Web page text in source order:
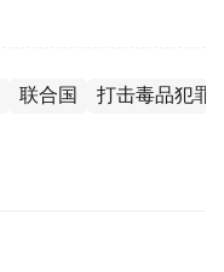
联合国 打击毒品犯罪